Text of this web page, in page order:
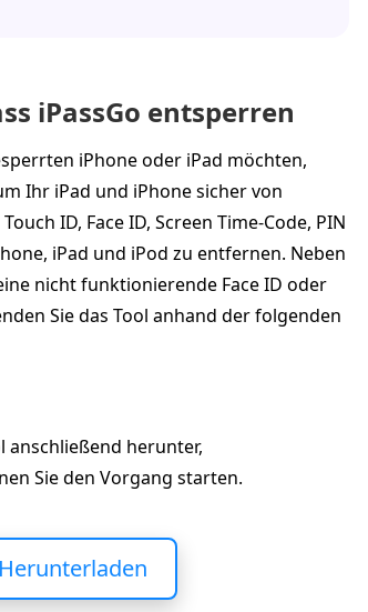
iPassGo entsperren
iPhone oder iPad möchten,
Ihr iPad und iPhone sicher von
ID, Face ID, Screen Time‑Code, PIN
iPad und iPod zu entfernen. Neben
nicht funktionierende Face ID oder
Sie das Tool anhand der folgenden
anschließend herunter,
Sie den Vorgang starten.
Herunterladen